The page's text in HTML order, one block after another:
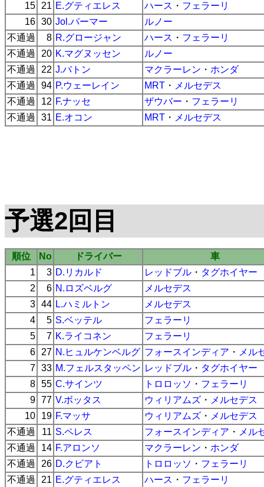
15
21 E.グティエレス ハース ・ フェラーリ
16 30 Jol.パーマー
ルノー
不通過
8 R.グロージャン ハース ・ フェラーリ
不通過
20 K.マグヌッセン
ルノー
不通過
22 J.バトン マクラーレン ・ ホンダ
不通過
94 P.ウェーレイン MRT ・ メルセデス
不通過
12 F.ナッセ ザウバー ・ フェラーリ
不通過
31 E.オコン MRT ・ メルセデス
予選2回目
順位 No ドライバー
車
1
3 D.リカルド レッドブル ・ タグホイヤー
2
6 N.ロズベルグ
メルセデス
3 44 L.ハミルトン
メルセデス
4
5 S.ベッテル
フェラーリ
5
7 K.ライコネン
フェラーリ
6
27 N.ヒュルケンベルグ フォースインディア ・ メル
7 33 M.フェルスタッペン レッドブル ・ タグホイヤー
8 55 C.サインツ トロロッソ ・ フェラーリ
9 77 V.ボッタス ウィリアムズ ・ メルセデス
10
19 F.マッサ ウィリアムズ ・ メルセデス
不通過
11 S.ペレス フォースインディア ・ メル
不通過
14 F.アロンソ マクラーレン ・ ホンダ
不通過
26 D.クビアト トロロッソ ・ フェラーリ
不通過
21 E.グティエレス ハース ・ フェラーリ